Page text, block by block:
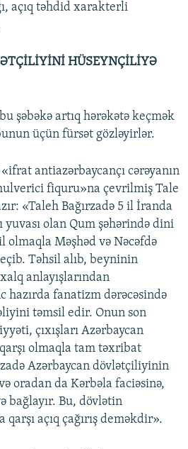
açıq təhdid xarakterli
HÜSEYNÇİLİYƏ
şəbəkə artıq hərəkətə keçmək
üçün fürsət gözləyirlər.
antiazərbaycançı cərəyanın
fiquru»na çevrilmiş Tale
«Taleh Bağırzadə 5 il İranda
olan Qum şəhərində dini
olmaqla Məşhəd və Nəcəfdə
Təhsil alıb, beyninin
anlayışlarından
hazırda fanatizm dərəcəsində
təmsil edir. Onun son
çıxışları Azərbaycan
olmaqla tam təxribat
Azərbaycan dövlətçiliyinin
oradan da Kərbəla faciəsinə,
bağlayır. Bu, dövlətin
açıq çağırış deməkdir».